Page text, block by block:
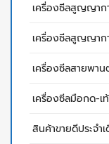
เครื่องซีลสูญญา
เครื่องซีลสูญญาก
เครื่องซีลสายพาน
เครื่องซีลมือกด-เ
สินค้าขายดีประจำ